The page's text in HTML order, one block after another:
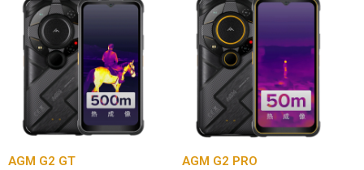
AGM G2 GT AGM G2 PRO